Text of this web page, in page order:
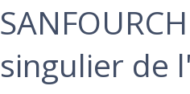
singulier de